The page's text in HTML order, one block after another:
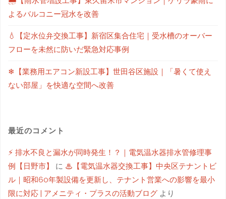
よるバルコニー冠水を改善
💧【定水位弁交換工事】新宿区集合住宅｜受水槽のオーバー
フローを未然に防いだ緊急対応事例
❄【業務用エアコン新設工事】世田谷区施設｜「暑くて使え
ない部屋」を快適な空間へ改善
最近のコメント
⚡ 排水不良と漏水が同時発生！？｜電気温水器排水管修理事
例【日野市】
に ♨【電気温水器交換工事】中央区テナントビ
ル｜昭和60年製設備を更新し、テナント営業への影響を最小
限に対応 | アメニティ・プラスの活動ブログ より